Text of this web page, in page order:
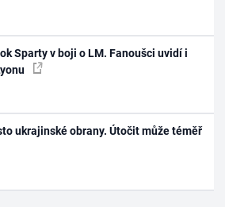
Sparty v boji o LM. Fanoušci uvidí i
ukrajinské obrany. Útočit může téměř